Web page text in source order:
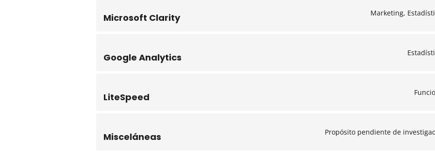
Microsoft Clarity Marketing,
Google Analytics
LiteSpeed
Misceláneas Propósito pendiente de